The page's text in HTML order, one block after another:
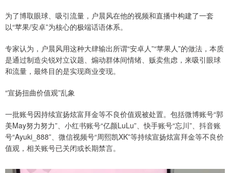
为了博取眼球、吸引流量，户晨风在他的视频和直播中构建了一套
以“苹果/安卓”为核心的极端话语体系。
专家认为，户晨风用这种大肆输出所谓“安卓人”“苹果人”的做法，本质
是通过制造尖锐对立议题、煽动群体间情绪、贩卖焦虑，来吸引眼球
和流量，最终目的是实现商业变现。
“宣扬扭曲价值观”乱象
一批账号因持续宣扬炫富拜金等不良价值观被处置。包括微博账号“郭
美May努力努力”、小红书账号“亿颜LuLu”、快手账号“忘川”、抖音账
号“Ayuki_888”、微信视频号“周熙凯XK”等持续宣扬炫富拜金等不良价
值观，相关账号已关闭或长期禁言。